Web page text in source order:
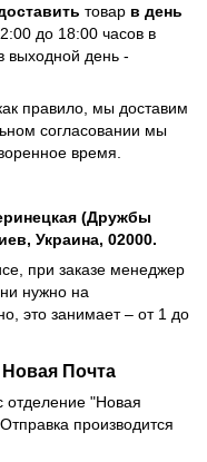
товар в день
до 18:00 часов в
выходной день -
правило, мы доставим
согласовании мы
время.
(Дружбы
Украина, 02000.
при заказе менеджер
нужно на
это занимает – от 1 до
Почта
отделение "Новая
производится